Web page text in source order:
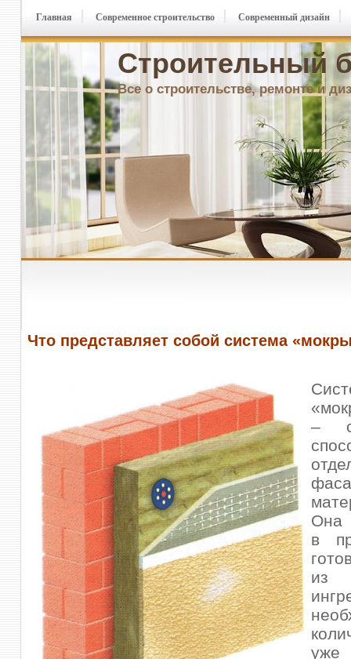
Строительный
Все о строительстве, ремонте и
Главная Современное строительство Современный дизайн
Что представляет собой система
–
Она
в
уже